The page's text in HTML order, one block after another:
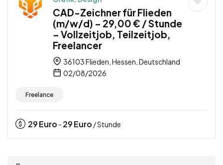
CAD-Zeichner für Flieden
(m/w/d) – 29,00 € / Stunde
– Vollzeitjob, Teilzeitjob,
Freelancer
36103 Flieden, Hessen, Deutschland
02/08/2026
Freelance
29Euro - 29Euro / Stunde